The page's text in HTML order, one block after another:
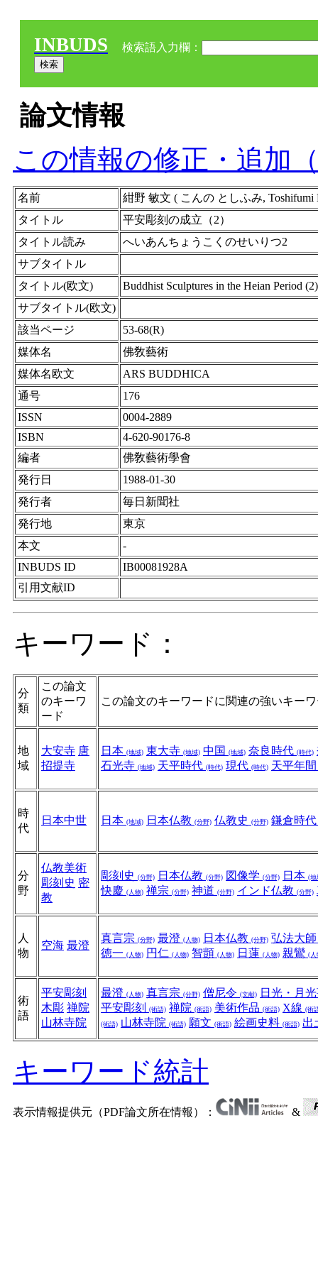
INBUDS 検索語入力欄：
論文情報
この情報の修正・追加
名前
紺野 敏文 ( こんの としふみ, Toshifumi
タイトル
平安彫刻の成立（2）
タイトル読み
へいあんちょうこくのせいりつ2
サブタイトル
タイトル(欧文)
Buddhist Sculptures in the Heian Period (2)
サブタイトル(欧文)
該当ページ
53-68(R)
媒体名
佛敎藝術
媒体名欧文
ARS BUDDHICA
通号
176
ISSN
0004-2889
ISBN
4-620-90176-8
編者
佛敎藝術學會
発行日
1988-01-30
発行者
毎日新聞社
発行地
東京
本文
-
INBUDS ID
IB00081928A
引用文献ID
キーワード：
分
類
この論文
のキーワ
ード
この論文のキーワードに関連の強いキー
地
域
大安寺 唐
招提寺
日本 (地域) 東大寺 (地域) 中国 (地域) 奈良時代 (時代)
石光寺 (地域) 天平時代 (時代) 現代 (時代) 天平年
時
代
日本中世 日本 (地域) 日本仏教 (分野) 仏教史 (分野) 鎌倉時
分
野
仏教美術
彫刻史 密
教
彫刻史 (分野) 日本仏教 (分野) 図像学 (分野) 日本 (地
快慶 (人物) 禅宗 (分野) 神道 (分野) インド仏教 (分野)
人
物
空海 最澄
真言宗 (分野) 最澄 (人物) 日本仏教 (分野) 弘法大
徳一 (人物) 円仁 (人物) 智顗 (人物) 日蓮 (人物) 親鸞 (人
術
語
平安彫刻
木彫 禅院
山林寺院
最澄 (人物) 真言宗 (分野) 僧尼令 (文献)
日光・月
平安彫刻
(術語) 禅院 (術語) 美術作品 (術語) X線 (術
(術語) 山林寺院 (術語) 願文 (術語) 絵画史料 (術語) 出
キーワード統計
表示情報提供元（PDF論文所在情報）： &